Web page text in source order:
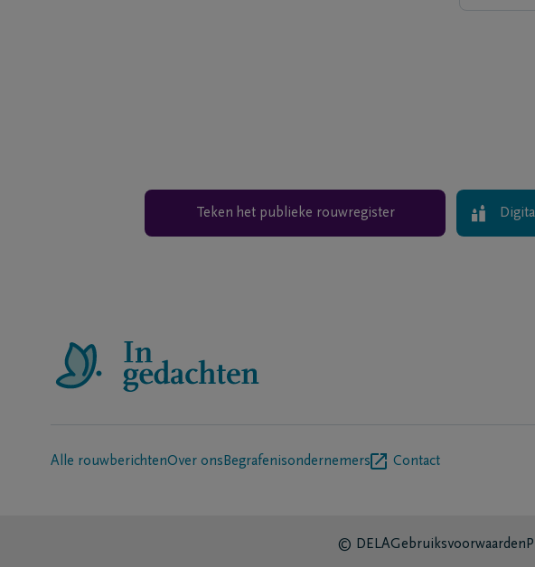
Teken het publieke rouwregister
Alle rouwberichtenOver ons Begrafenisondernemers Contact
© DELAGebruiksvoorwaarden